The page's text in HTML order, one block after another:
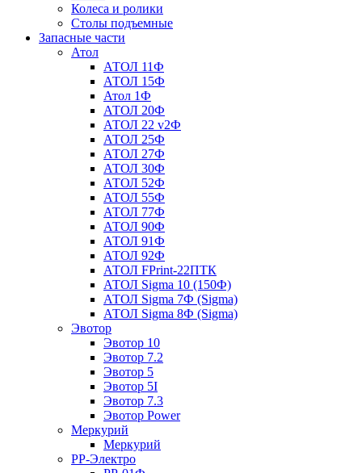
Колеса и ролики
Столы подъемные
Запасные части
Атол
АТОЛ 11Ф
АТОЛ 15Ф
Атол 1Ф
АТОЛ 20Ф
АТОЛ 22 v2Ф
АТОЛ 25Ф
АТОЛ 27Ф
АТОЛ 30Ф
АТОЛ 52Ф
АТОЛ 55Ф
АТОЛ 77Ф
АТОЛ 90Ф
АТОЛ 91Ф
АТОЛ 92Ф
АТОЛ FPrint-22ПТК
АТОЛ Sigma 10 (150Ф)
АТОЛ Sigma 7Ф (Sigma)
АТОЛ Sigma 8Ф (Sigma)
Эвотор
Эвотор 10
Эвотор 7.2
Эвотор 5
Эвотор 5I
Эвотор 7.3
Эвотор Power
Меркурий
Меркурий
РР-Электро